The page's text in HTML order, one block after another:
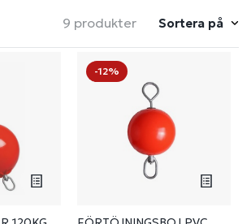
9 produkter Sortera på
-12%